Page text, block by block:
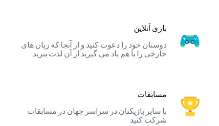
بازی آنلاین
دوستان خود را دعوت کنید و از آنجا که زبان های
خارجی را با هم یاد می گیرید از آن لذت ببرید
مسابقات
با سایر بازیکنان در سراسر جهان در مسابقات
شرکت کنید